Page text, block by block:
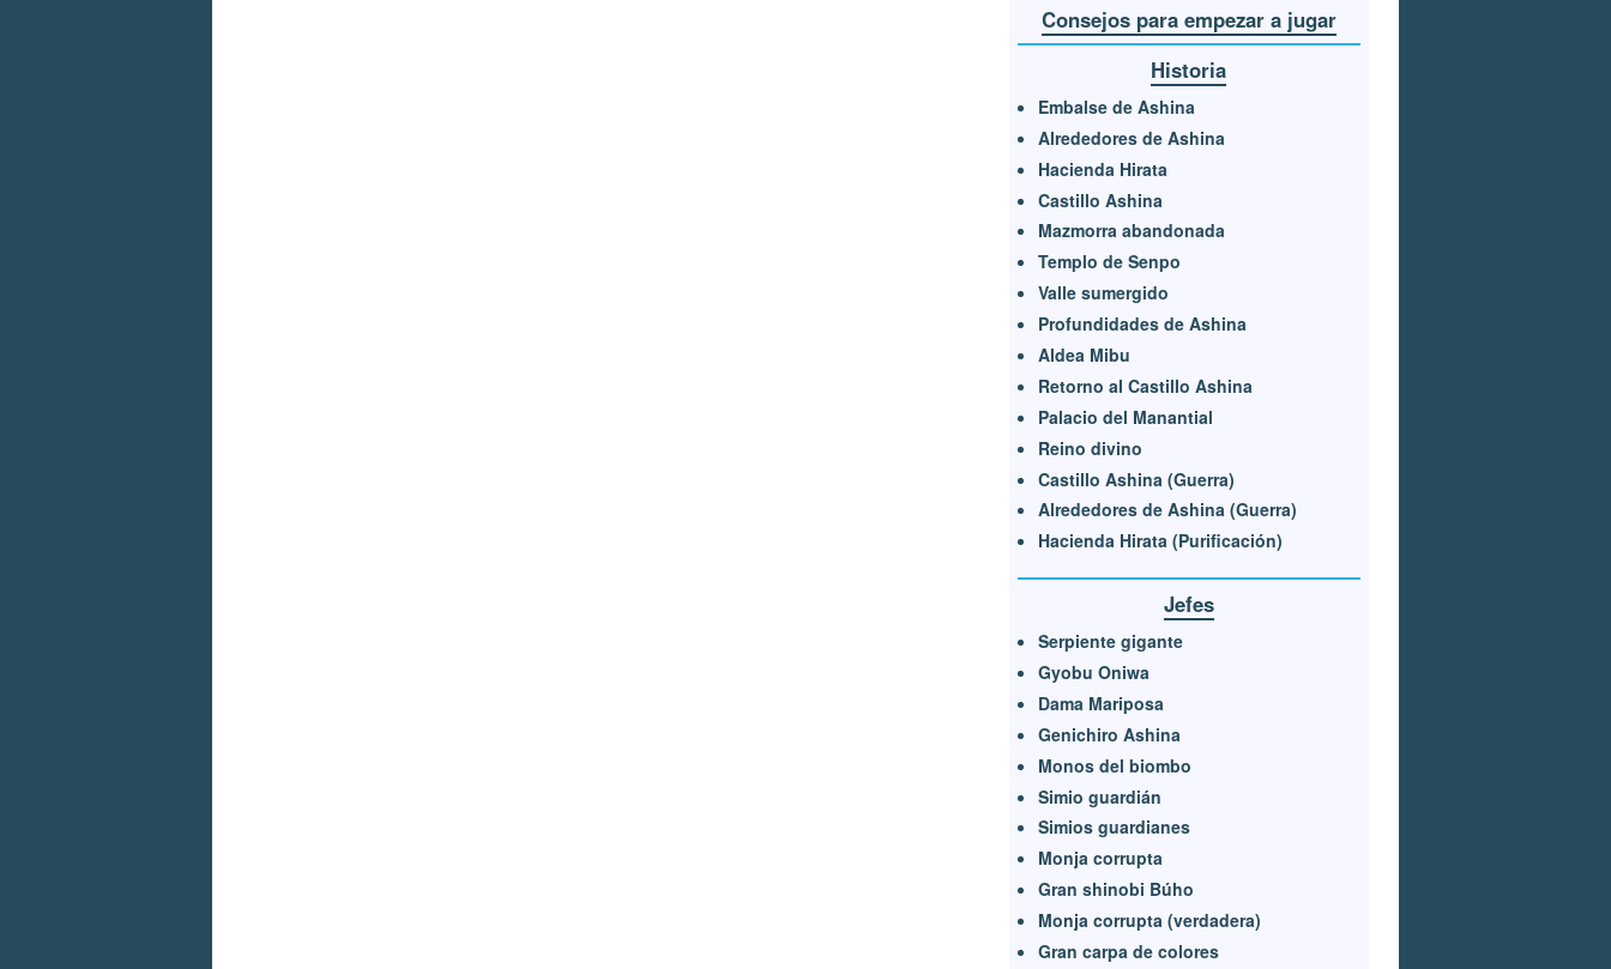
Consejos para empezar a jugar
Historia
Embalse de Ashina
Alrededores de Ashina
Hacienda Hirata
Castillo Ashina
Mazmorra abandonada
Templo de Senpo
Valle sumergido
Profundidades de Ashina
Aldea Mibu
Retorno al Castillo Ashina
Palacio del Manantial
Reino divino
Castillo Ashina (Guerra)
Alrededores de Ashina (Guerra)
Hacienda Hirata (Purificación)
Jefes
Serpiente gigante
Gyobu Oniwa
Dama Mariposa
Genichiro Ashina
Monos del biombo
Simio guardián
Simios guardianes
Monja corrupta
Gran shinobi Búho
Monja corrupta (verdadera)
Gran carpa de colores